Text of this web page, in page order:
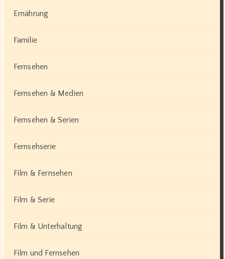
Ernährung
Familie
Fernsehen
Fernsehen & Medien
Fernsehen & Serien
Fernsehserie
Film & Fernsehen
Film & Serie
Film & Unterhaltung
Film und Fernsehen